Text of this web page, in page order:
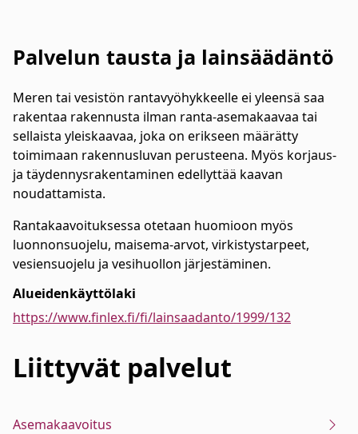
Palvelun tausta ja lainsäädäntö
Meren tai vesistön rantavyöhykkeelle ei yleensä saa
rakentaa rakennusta ilman ranta-asemakaavaa tai
sellaista yleiskaavaa, joka on erikseen määrätty
toimimaan rakennusluvan perusteena. Myös korjaus-
ja täydennysrakentaminen edellyttää kaavan
noudattamista.
Rantakaavoituksessa otetaan huomioon myös
luonnonsuojelu, maisema-arvot, virkistystarpeet,
vesiensuojelu ja vesihuollon järjestäminen.
Alueidenkäyttölaki
https://www.finlex.fi/fi/lainsaadanto/1999/132
Liittyvät palvelut
Asemakaavoitus